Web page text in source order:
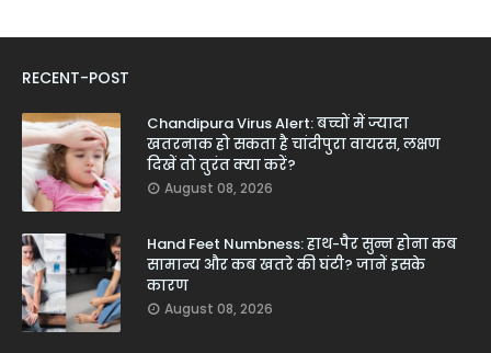
RECENT-POST
Chandipura Virus Alert: बच्चों में ज्यादा
खतरनाक हो सकता है चांदीपुरा वायरस, लक्षण
दिखें तो तुरंत क्या करें?
August 08, 2026
Hand Feet Numbness: हाथ-पैर सुन्न होना कब
सामान्य और कब खतरे की घंटी? जानें इसके
कारण
August 08, 2026